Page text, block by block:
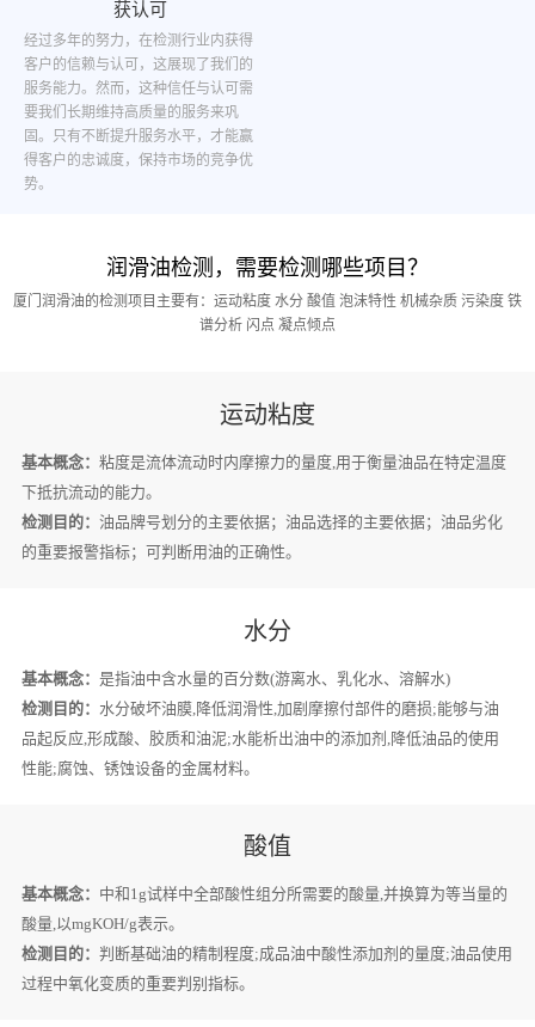
获认可
经过多年的努力，在检测行业内获得
客户的信赖与认可，这展现了我们的
服务能力。然而，这种信任与认可需
要我们长期维持高质量的服务来巩
固。只有不断提升服务水平，才能赢
得客户的忠诚度，保持市场的竞争优
势。
润滑油检测，需要检测哪些项目？
厦门润滑油的检测项目主要有：运动粘度 水分 酸值 泡沫特性 机械杂质 污染度 铁
谱分析 闪点 凝点倾点
运动粘度
基本概念： 粘度是流体流动时内摩擦力的量度,用于衡量油品在特定温度
下抵抗流动的能力。
检测目的： 油品牌号划分的主要依据；油品选择的主要依据；油品劣化
的重要报警指标；可判断用油的正确性。
水分
基本概念： 是指油中含水量的百分数(游离水、乳化水、溶解水)
检测目的： 水分破坏油膜,降低润滑性,加剧摩擦付部件的磨损;能够与油
品起反应,形成酸、胶质和油泥;水能析出油中的添加剂,降低油品的使用
性能;腐蚀、锈蚀设备的金属材料。
酸值
基本概念： 中和1g试样中全部酸性组分所需要的酸量,并换算为等当量的
酸量,以mgKOH/g表示。
检测目的： 判断基础油的精制程度;成品油中酸性添加剂的量度;油品使用
过程中氧化变质的重要判别指标。